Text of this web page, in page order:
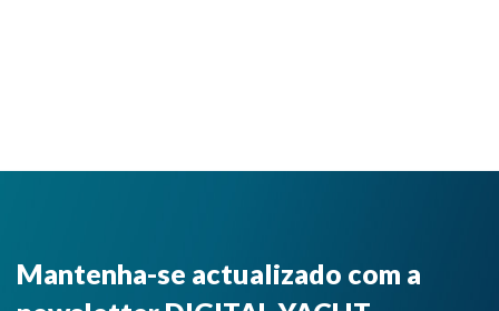
Mantenha-se actualizado com a